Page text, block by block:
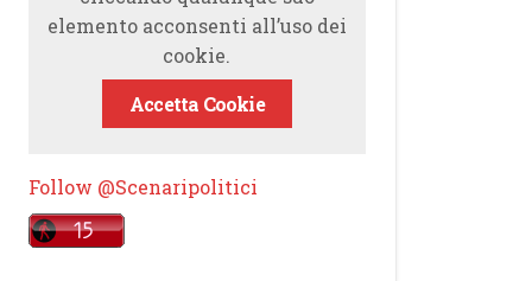
elemento acconsenti all’uso dei
cookie.
Accetta Cookie
Follow @Scenaripolitici